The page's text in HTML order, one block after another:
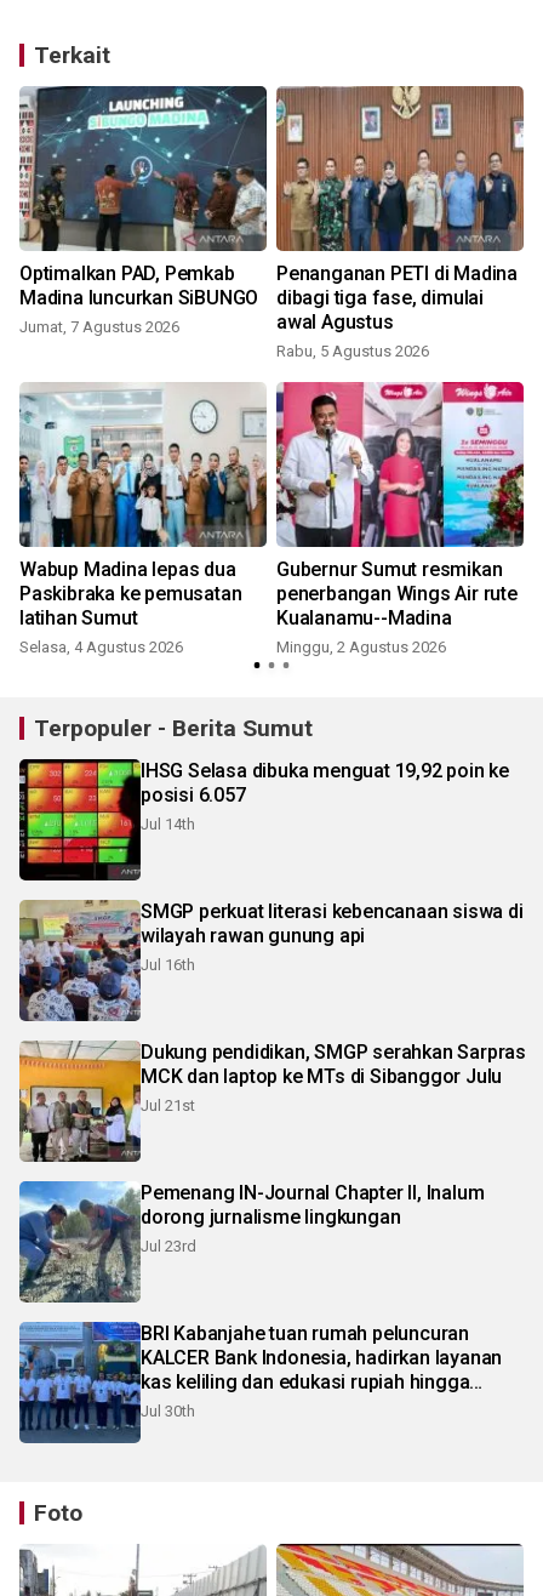
Terkait
Optimalkan PAD, Pemkab
Madina luncurkan SiBUNGO
Jumat, 7 Agustus 2026
Penanganan PETI di Madina
dibagi tiga fase, dimulai
awal Agustus
Rabu, 5 Agustus 2026
Wabup Madina lepas dua
Paskibraka ke pemusatan
latihan Sumut
Selasa, 4 Agustus 2026
Gubernur Sumut resmikan
penerbangan Wings Air rute
Kualanamu--Madina
Minggu, 2 Agustus 2026
Terpopuler - Berita Sumut
IHSG Selasa dibuka menguat 19,92 poin ke
posisi 6.057
Jul 14th
SMGP perkuat literasi kebencanaan siswa di
wilayah rawan gunung api
Jul 16th
Dukung pendidikan, SMGP serahkan Sarpras
MCK dan laptop ke MTs di Sibanggor Julu
Jul 21st
Pemenang IN-Journal Chapter II, Inalum
dorong jurnalisme lingkungan
Jul 23rd
BRI Kabanjahe tuan rumah peluncuran
KALCER Bank Indonesia, hadirkan layanan
kas keliling dan edukasi rupiah hingga
pelosok Karo
Jul 30th
Foto